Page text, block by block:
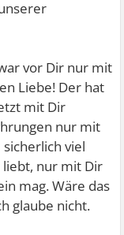
vor Dir nur mit
Liebe! Der hat
mit Dir
nur mit
viel
liebt, nur mit Dir
mag. Wäre das
glaube nicht.